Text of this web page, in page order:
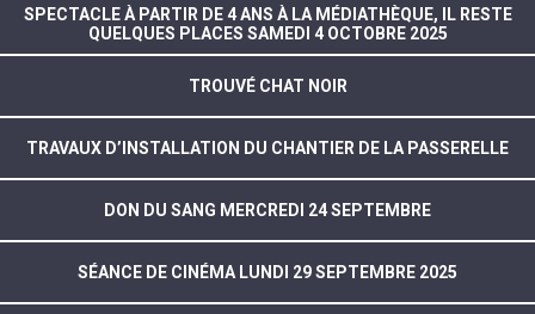
SPECTACLE À PARTIR DE 4 ANS À LA MÉDIATHÈQUE, IL RESTE
QUELQUES PLACES SAMEDI 4 OCTOBRE 2025
TROUVÉ CHAT NOIR
TRAVAUX D’INSTALLATION DU CHANTIER DE LA PASSERELLE
DON DU SANG MERCREDI 24 SEPTEMBRE
SÉANCE DE CINÉMA LUNDI 29 SEPTEMBRE 2025